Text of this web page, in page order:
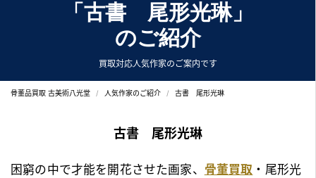
「古書 尾形光琳」
のご紹介
買取対応人気作家のご案内です
骨董品買取 古美術八光堂 人気作家のご紹介 古書 尾形光琳
古書 尾形光琳
困窮の中で才能を開花させた画家、 骨董買取 ・尾形光